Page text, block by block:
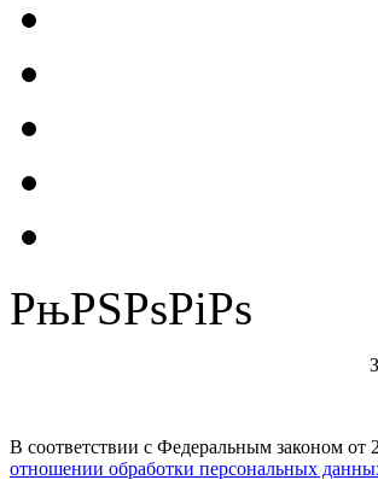
РњРЅРѕРіРѕ
В соответствии с Федеральным законом
отношении обработки персональных